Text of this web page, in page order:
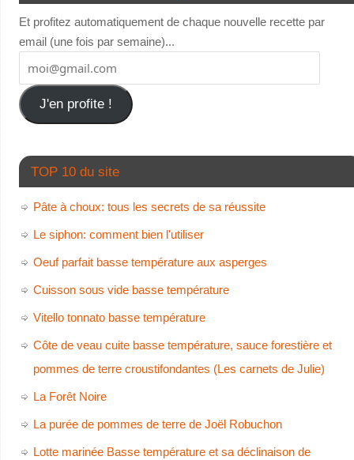
Et profitez automatiquement de chaque nouvelle recette par
email (une fois par semaine)...
J'en profite !
TOP 10 du site
Pâte à choux: tous les secrets de sa réussite
Le siphon: comment bien l'utiliser
Oeuf parfait basse température aux asperges
Cuisson sous vide basse température
Vitello tonnato basse température
Côte de veau cuite basse température, sauce forestière et
pommes de terre croustifondantes (Les carnets de Julie)
La Forêt Noire
La purée de pommes de terre de Joël Robuchon
Lotte marinée Basse température et sa déclinaison de